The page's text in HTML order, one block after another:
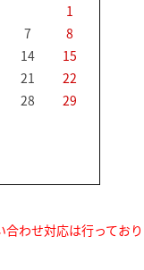
1
7
8
14
15
21
22
28
29
わせ対応は行っており